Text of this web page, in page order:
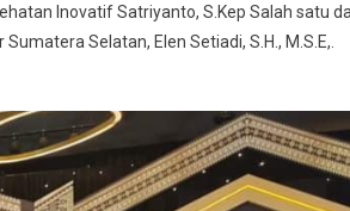
Inovatif Satriyanto, S.Kep Salah satu
Selatan, Elen Setiadi, S.H., M.S.E,.